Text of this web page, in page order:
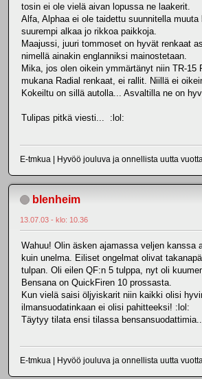
tosin ei ole vielä aivan lopussa ne laakerit.
Alfa, Alphaa ei ole taidettu suunnitella muuta
suurempi alkaa jo rikkoa paikkoja.
Maajussi, juuri tommoset on hyvät renkaat
nimellä ainakin englanniksi mainostetaan.
Mika, jos olen oikein ymmärtänyt niin TR-15
mukana Radial renkaat, ei rallit. Niillä ei
Kokeiltu on sillä autolla... Asvaltilla ne on
Tulipas pitkä viesti... :lol:
E-tmkua | Hyvöö jouluva ja onnellista uutta
blenheim
13.07.03 - klo: 10.36
Wahuu! Olin äsken ajamassa veljen kanssa
kuin unelma. Eiliset ongelmat olivat
tulpan. Oli eilen QF:n 5 tulppa, nyt oli
Bensana on QuickFiren 10 prossasta.
Kun vielä saisi öljyiskarit niin kaikki olisi
ilmansuodatinkaan ei olisi pahitteeksi! :lol:
Täytyy tilata ensi tilassa bensansuodattimia...
E-tmkua | Hyvöö jouluva ja onnellista uutta